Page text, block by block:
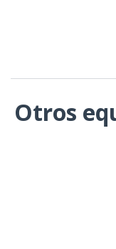
Otros